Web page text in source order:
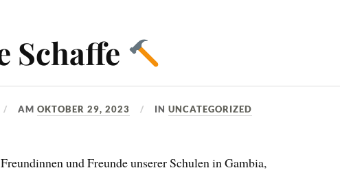
Schaffe
AMOKTOBER 29, 2023 INUNCATEGORIZED
und Freunde unserer Schulen in Gambia,